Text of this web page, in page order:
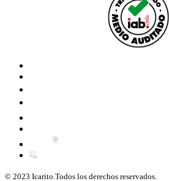
© 2023 Icarito.Todos los derechos reservados.